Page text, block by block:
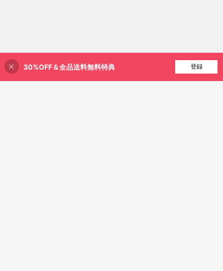
20% 割引！
30%OFF＆全品送料無料特典 登録